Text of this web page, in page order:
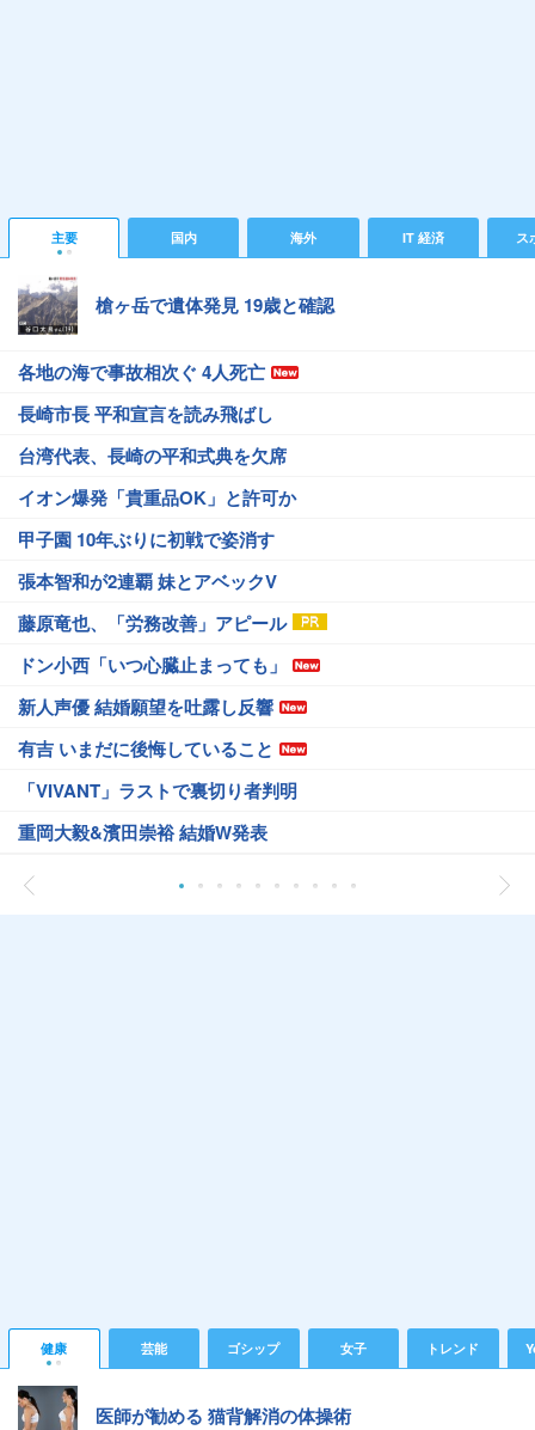
主要 国内 海外 IT 経済 ス
槍ヶ岳で遺体発見 19歳と確認
各地の海で事故相次ぐ 4人死亡
長崎市長 平和宣言を読み飛ばし
台湾代表、長崎の平和式典を欠席
イオン爆発「貴重品OK」と許可か
甲子園 10年ぶりに初戦で姿消す
張本智和が2連覇 妹とアベックV
藤原竜也、「労務改善」アピール
ドン小西「いつ心臓止まっても」
新人声優 結婚願望を吐露し反響
有吉 いまだに後悔していること
「VIVANT」ラストで裏切り者判明
重岡大毅&濱田崇裕 結婚W発表
健康 芸能 ゴシップ 女子 トレンド
医師が勧める 猫背解消の体操術